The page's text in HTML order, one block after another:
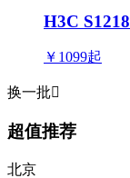
H3C
￥1099起
换一批
超值推荐
北京